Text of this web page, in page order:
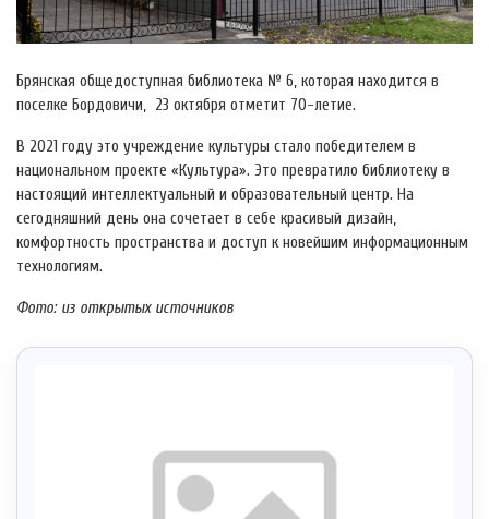
Брянская общедоступная библиотека № 6, которая находится в
поселке Бордовичи, 23 октября отметит 70-летие.
В 2021 году это учреждение культуры стало победителем в
национальном проекте «Культура». Это превратило библиотеку в
настоящий интеллектуальный и образовательный центр. На
сегодняшний день она сочетает в себе красивый дизайн,
комфортность пространства и доступ к новейшим информационным
технологиям.
Фото: из открытых источников